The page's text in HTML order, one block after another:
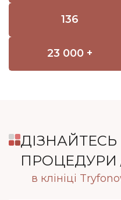
136
23 000 +
ПРОЦЕДУРИ
в клініці